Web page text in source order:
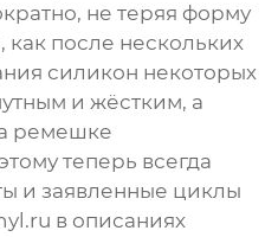
не теряя форму
как после нескольких
силикон некоторых
и жёстким, а
ремешке
теперь всегда
и заявленные циклы
в описаниях